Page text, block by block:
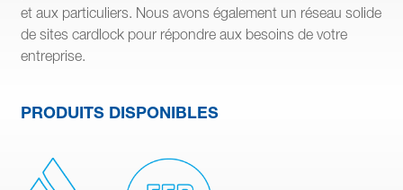
et aux particuliers. Nous avons également un réseau solide
de sites cardlock pour répondre aux besoins de votre
entreprise.
PRODUITS DISPONIBLES